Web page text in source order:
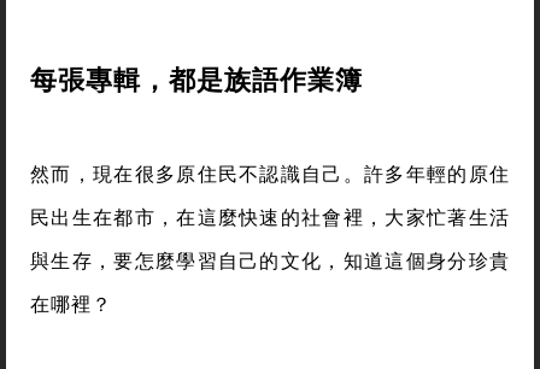
每張專輯，都是族語作業簿
然而，現在很多原住民不認識自己。許多年輕的原住
民出生在都市，在這麼快速的社會裡，大家忙著生活
與生存，要怎麼學習自己的文化，知道這個身分珍貴
在哪裡？